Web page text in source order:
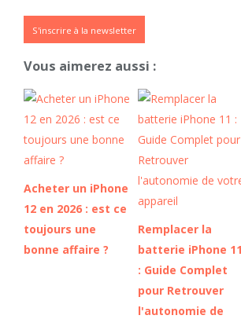
S'inscrire à la newsletter
Vous aimerez aussi :
Acheter un iPhone
12 en 2026 : est ce
toujours une
bonne affaire ?
Remplacer la
batterie iPhone 11
: Guide Complet
pour Retrouver
l'autonomie de